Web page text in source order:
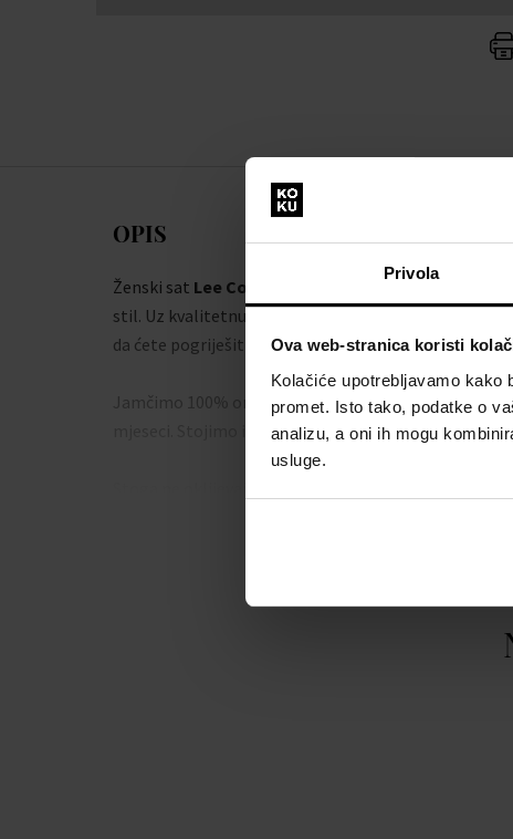
Privola
Ova web-stranica koristi
Kolačiće upotrebljavamo kako
promet. Isto tako, podatke o
analizu, a oni ih mogu
usluge.
OPIS
Ženski sat Lee Cooper LC08078.120 - Sat
stil. Uz kvalitetnu izradu iz radionice brenda
da ćete pogriješiti.
Jamčimo 100% originalnost robe i besplatnu
mjeseci. Stojimo iza proizvoda u našoj ponudi.